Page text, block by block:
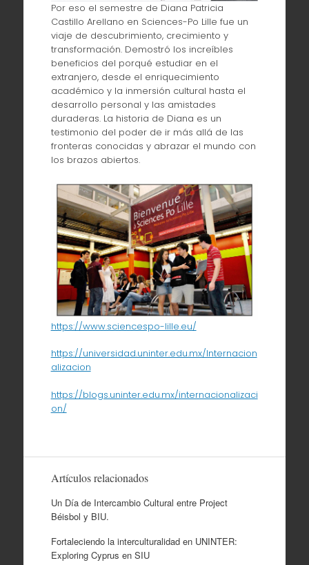
Por eso el semestre de Diana Patricia
Castillo Arellano en Sciences-Po Lille fue un
viaje de descubrimiento, crecimiento y
transformación. Demostró los increíbles
beneficios del porqué estudiar en el
extranjero, desde el enriquecimiento
académico y la inmersión cultural hasta el
desarrollo personal y las amistades
duraderas. La historia de Diana es un
testimonio del poder de ir más allá de las
fronteras conocidas y abrazar el mundo con
los brazos abiertos.
https://www.sciencespo-lille.eu/
https://universidad.uninter.edu.mx/Internacion
alizacion
https://blogs.uninter.edu.mx/internacionalizaci
on/
Artículos relacionados
Un Día de Intercambio Cultural entre Project
Béisbol y BIU.
Fortaleciendo la interculturalidad en UNINTER:
Exploring Cyprus en SIU